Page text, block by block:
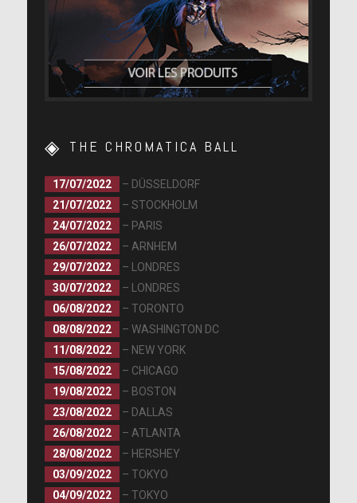
THE CHROMATICA BALL
17/07/2022
– DÜSSELDORF
21/07/2022
– STOCKHOLM
24/07/2022
– PARIS
26/07/2022
– ARNHEM
29/07/2022
– LONDRES
30/07/2022
– LONDRES
06/08/2022
– TORONTO
08/08/2022
– WASHINGTON DC
11/08/2022
– NEW YORK
15/08/2022
– CHICAGO
19/08/2022
– BOSTON
23/08/2022
– DALLAS
26/08/2022
– ATLANTA
28/08/2022
– HERSHEY
03/09/2022
– TOKYO
04/09/2022
– TOKYO